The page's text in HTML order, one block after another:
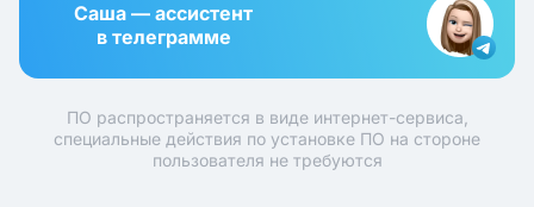
Саша — ассистент
в телеграмме
ПО распространяется в виде интернет-сервиса,
специальные действия по установке ПО на стороне
пользователя не требуются